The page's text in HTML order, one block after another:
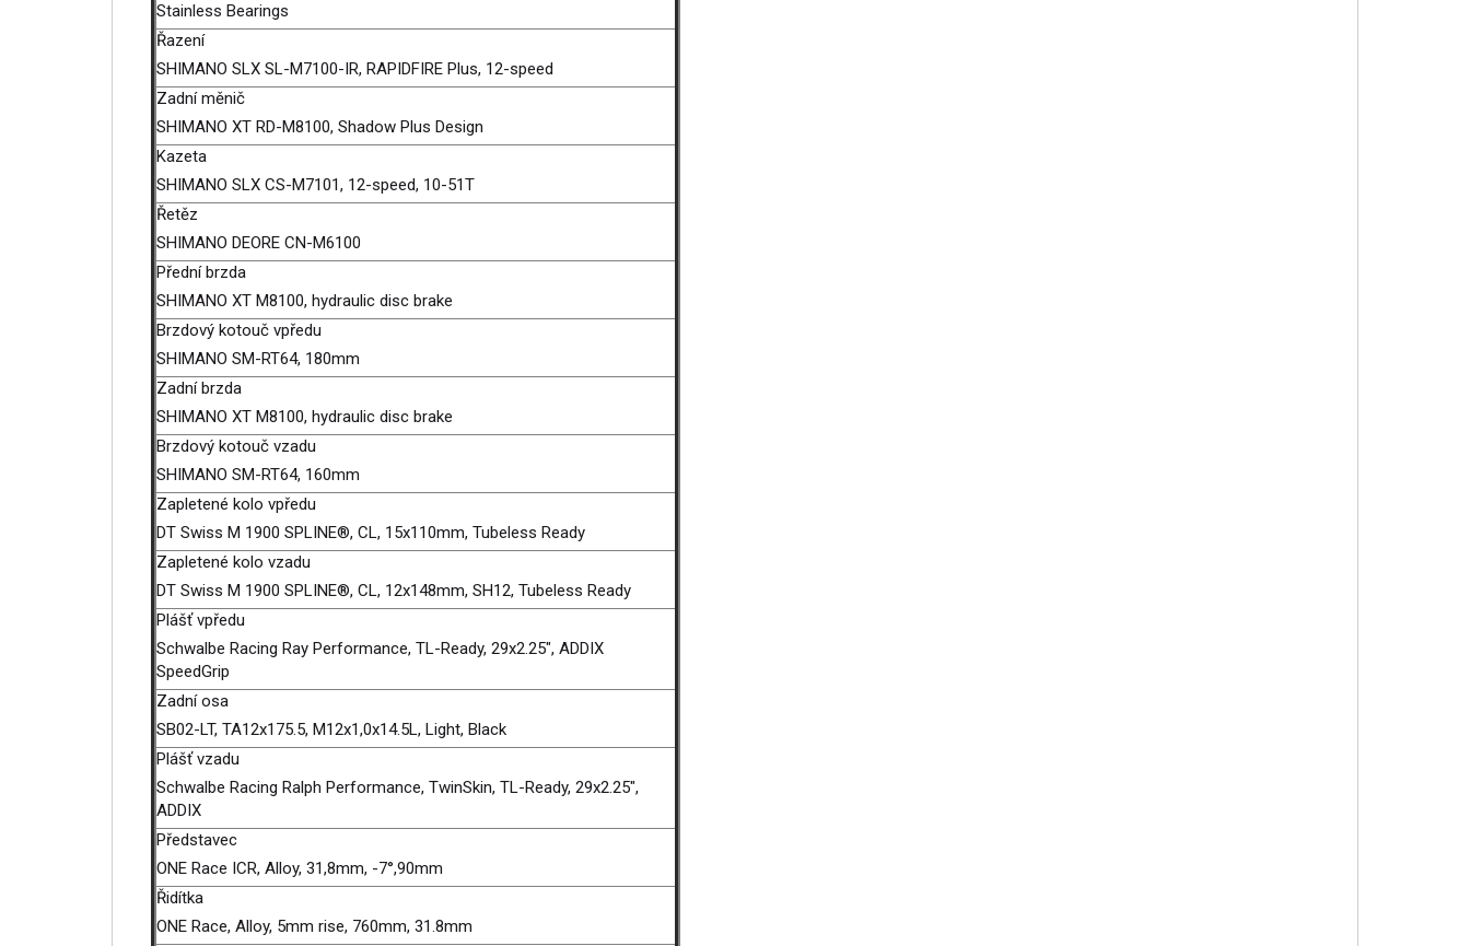
Stainless Bearings
Řazení
SHIMANO SLX SL-M7100-IR, RAPIDFIRE Plus, 12-speed
Zadní měnič
SHIMANO XT RD-M8100, Shadow Plus Design
Kazeta
SHIMANO SLX CS-M7101, 12-speed, 10-51T
Řetěz
SHIMANO DEORE CN-M6100
Přední brzda
SHIMANO XT M8100, hydraulic disc brake
Brzdový kotouč vpředu
SHIMANO SM-RT64, 180mm
Zadní brzda
SHIMANO XT M8100, hydraulic disc brake
Brzdový kotouč vzadu
SHIMANO SM-RT64, 160mm
Zapletené kolo vpředu
DT Swiss M 1900 SPLINE®, CL, 15x110mm, Tubeless Ready
Zapletené kolo vzadu
DT Swiss M 1900 SPLINE®, CL, 12x148mm, SH12, Tubeless Ready
Plášť vpředu
Schwalbe Racing Ray Performance, TL-Ready, 29x2.25", ADDIX
SpeedGrip
Zadní osa
SB02-LT, TA12x175.5, M12x1,0x14.5L, Light, Black
Plášť vzadu
Schwalbe Racing Ralph Performance, TwinSkin, TL-Ready, 29x2.25",
ADDIX
Představec
ONE Race ICR, Alloy, 31,8mm, -7°,90mm
Řidítka
ONE Race, Alloy, 5mm rise, 760mm, 31.8mm